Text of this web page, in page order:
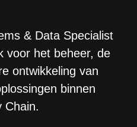
& Data Specialist
voor het beheer, de
ontwikkeling van
binnen
Chain.